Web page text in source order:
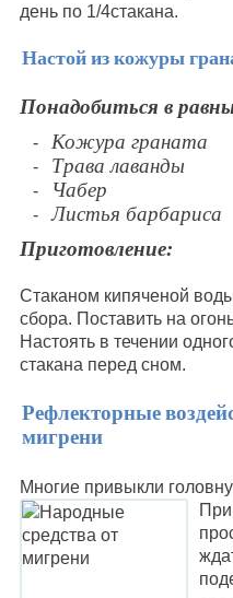
день по 1/4стакана.
Настой из кожуры
Понадобиться в
Кожура граната
Трава лаванды
Чабер
Листья барбариса
Приготовление:
Стаканом кипяченой
сбора. Поставить на
Настоять в течении
стакана перед сном.
Рефлекторные
мигрени
Многие привыкли